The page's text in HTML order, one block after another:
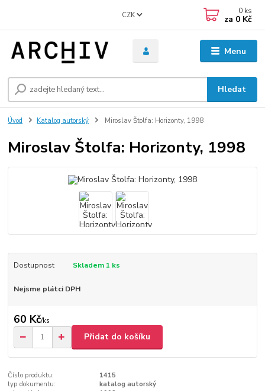
Menu
CZK
Hledat
0 ks
za 0 Kč
Úvod Katalog autorský Miroslav Štolfa: Horizonty, 1998
Miroslav Štolfa: Horizonty, 1998
Dostupnost Skladem 1 ks
Nejsme plátci DPH
60 Kč/ks
Přidat do košíku
Číslo produktu:
1415
typ dokumentu:
katalog autorský